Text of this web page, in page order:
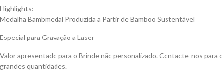
Highlights:
Medalha Bambmedal Produzida a Partir de Bamboo Sustentável
Especial para Gravação a Laser
Valor apresentado para o Brinde não personalizado. Contacte-nos
grandes quantidades.